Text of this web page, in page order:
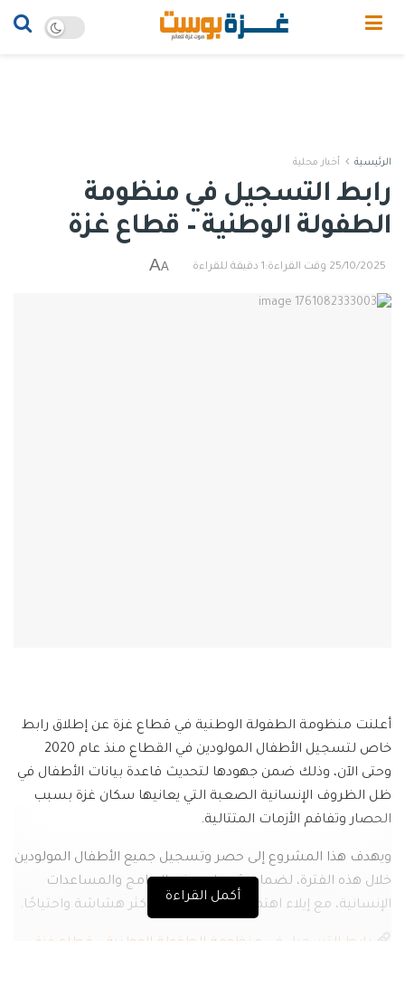
الرئيسية أخبار محلية
رابط التسجيل في منظومة
الطفولة الوطنية – قطاع غزة
25/10/2025 وقت القراءة:1 دقيقة للقراءة A
A
أعلنت منظومة الطفولة الوطنية في قطاع غزة عن إطلاق رابط
خاص لتسجيل الأطفال المولودين في القطاع منذ عام 2020
وحتى الآن، وذلك ضمن جهودها لتحديث قاعدة بيانات الأطفال في
ظل الظروف الإنسانية الصعبة التي يعانيها سكان غزة بسبب
الحصار وتفاقم الأزمات المتتالية.
ويهدف هذا المشروع إلى حصر وتسجيل جميع الأطفال المولودين
خلال هذه الفترة، لضمان شمولهم في البرامج والمساعدات
الإنسانية، مع إيلاء اهتمام خاص للفئات الأكثر هشاشة واحتياجًا.
رابط التسجيل في منظومة الطفولة الوطنية – قطاع غزة:
أكمل القراءة